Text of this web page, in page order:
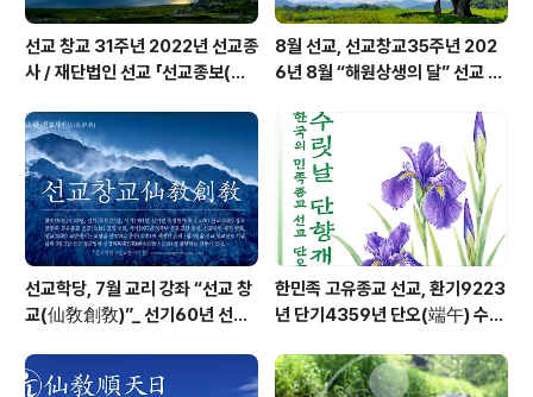
선교 창교 31주년 2022년 선교종
사 / 재단법인 선교 「선교종보(仙
8월 선교, 선교창교35주년 202
6년 8월 “해원상생의 달” 선교 법
선교학당, 7월 교리 강좌 “선교 창
교(仙敎創敎)”_ 선기60년 선교
한민족 고유종교 선교, 환기9223
년 단기4359년 단오(端午) 수릿
사님 신성교화법문